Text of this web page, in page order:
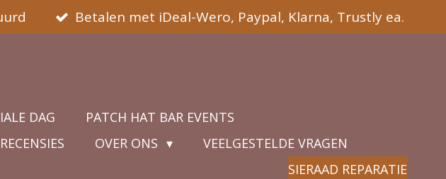
Betalen met iDeal-Wero, Paypal, Klarna, Trustly ea.
DAG
PATCH HAT BAR EVENTS
OVER ONS
VEELGESTELDE VRAGEN
SIERAAD REPARATIE